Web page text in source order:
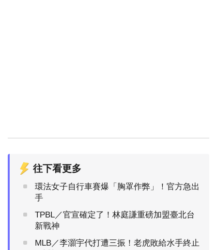
往下看更多
環法女子自行車賽爆「胸罩作弊」！官方急出
手
TPBL／官宣確定了！林庭謙重磅加盟臺北台
新戰神
MLB／李灝宇代打遭三振！老虎敗給水手終止